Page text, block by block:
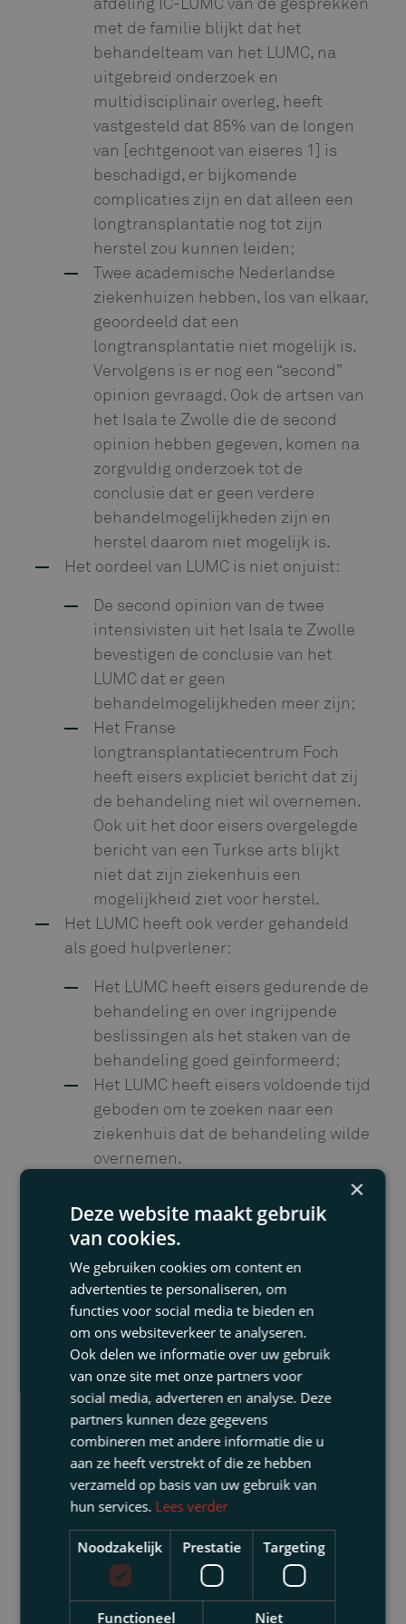
met de familie blijkt dat het
behandelteam van het LUMC, na
uitgebreid onderzoek en
multidisciplinair overleg, heeft
vastgesteld dat 85% van de longen
van [echtgenoot van eiseres 1] is
beschadigd, er bijkomende
complicaties zijn en dat alleen een
longtransplantatie nog tot zijn
herstel zou kunnen leiden;
Twee academische Nederlandse
ziekenhuizen hebben, los van elkaar,
geoordeeld dat een
longtransplantatie niet mogelijk is.
Vervolgens is er nog een “second”
opinion gevraagd. Ook de artsen van
het Isala te Zwolle die de second
opinion hebben gegeven, komen na
zorgvuldig onderzoek tot de
conclusie dat er geen verdere
behandelmogelijkheden zijn en
herstel daarom niet mogelijk is.
Het oordeel van LUMC is niet onjuist:
De second opinion van de twee
intensivisten uit het Isala te Zwolle
bevestigen de conclusie van het
LUMC dat er geen
behandelmogelijkheden meer zijn;
Het Franse
longtransplantatiecentrum Foch
heeft eisers expliciet bericht dat zij
de behandeling niet wil overnemen.
Ook uit het door eisers overgelegde
bericht van een Turkse arts blijkt
niet dat zijn ziekenhuis een
mogelijkheid ziet voor herstel.
Het LUMC heeft ook verder gehandeld
als goed hulpverlener:
Het LUMC heeft eisers gedurende de
behandeling en over ingrijpende
beslissingen als het staken van de
behandeling goed geïnformeerd;
Het LUMC heeft eisers voldoende tijd
geboden om te zoeken naar een
ziekenhuis dat de behandeling wilde
overnemen.
conclusie in deze tragische zaak dat (ook) de
voorzieningenrechter van oordeel is dat
voortzetten van de kunstmatige beademing
medisch zinloos is en in strijd met de voor
de artsen van het LUMC geldende
professionele standaard. Een niet op feiten
gebaseerde (invoelbare) hoop dat er ergens
ter wereld toch nog een behandeling
mogelijk is die leidt tot herstel,
rechtvaardigt volgens de
voorzieningenrechter geen behandel
waarmee van de LUMC-artsen verlangd kan
worden dat zij in strijd met de voor hen
geldende medische professionele standaard
handelen en een naar hun oordeel en het
oordeel van een second opinion artsen
medisch zinloze behandeling geven, die
×
Deze website maakt gebruik
van cookies.
We gebruiken cookies om content en
advertenties te personaliseren, om
functies voor social media te bieden en
om ons websiteverkeer te analyseren.
Ook delen we informatie over uw gebruik
van onze site met onze partners voor
social media, adverteren en analyse. Deze
partners kunnen deze gegevens
combineren met andere informatie die u
aan ze heeft verstrekt of die ze hebben
verzameld op basis van uw gebruik van
hun services. Lees verder
Noodzakelijk Prestatie Targeting
Functioneel
Niet